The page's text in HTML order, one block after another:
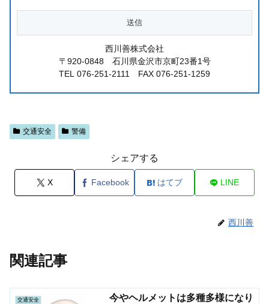
西川善株式会社
〒920-0848 石川県金沢市京町23番1号
TEL 076-251-2111 FAX 076-251-1259
交通安全 警備
シェアする
X Facebook はてブ LINE
西川善
関連記事
交通安全
今やヘルメットは多種多様になり